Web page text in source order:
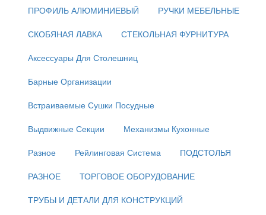
ПРОФИЛЬ АЛЮМИНИЕВЫЙ
РУЧКИ МЕБЕЛЬНЫЕ
СКОБЯНАЯ ЛАВКА
СТЕКОЛЬНАЯ ФУРНИТУРА
Аксессуары Для Столешниц
Барные Организации
Встраиваемые Сушки Посудные
Выдвижные Секции
Механизмы Кухонные
Разное
Рейлинговая Система
ПОДСТОЛЬЯ
РАЗНОЕ
ТОРГОВОЕ ОБОРУДОВАНИЕ
ТРУБЫ И ДЕТАЛИ ДЛЯ КОНСТРУКЦИЙ